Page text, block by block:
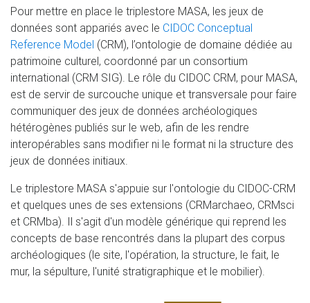
Pour mettre en place le triplestore MASA, les jeux de
données sont appariés avec le CIDOC Conceptual
Reference Model (CRM), l’ontologie de domaine dédiée au
patrimoine culturel, coordonné par un consortium
international (CRM SIG). Le rôle du CIDOC CRM, pour MASA,
est de servir de surcouche unique et transversale pour faire
communiquer des jeux de données archéologiques
hétérogènes publiés sur le web, afin de les rendre
interopérables sans modifier ni le format ni la structure des
jeux de données initiaux.
Le triplestore MASA s'appuie sur l'ontologie du CIDOC-CRM
et quelques unes de ses extensions (CRMarchaeo, CRMsci
et CRMba). Il s'agit d'un modèle générique qui reprend les
concepts de base rencontrés dans la plupart des corpus
archéologiques (le site, l'opération, la structure, le fait, le
mur, la sépulture, l'unité stratigraphique et le mobilier).